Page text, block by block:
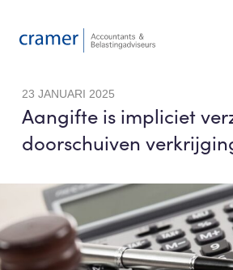
23 JANUARI 2025
Aangifte is impliciet
doorschuiven